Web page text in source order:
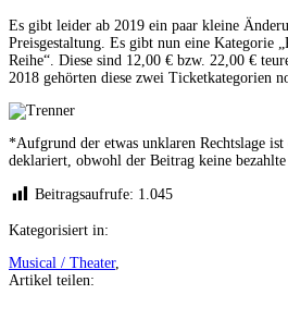
Es gibt leider ab 2019 ein paar kleine
Preisgestaltung. Es gibt nun eine Kategorie
Reihe“. Diese sind 12,00 € bzw. 22,00 €
2018 gehörten diese zwei Ticketkategorien
*Aufgrund der etwas unklaren Rechtslage ist
deklariert, obwohl der Beitrag keine
Beitragsaufrufe: 1.045
Kategorisiert in:
Musical / Theater,
Artikel teilen: